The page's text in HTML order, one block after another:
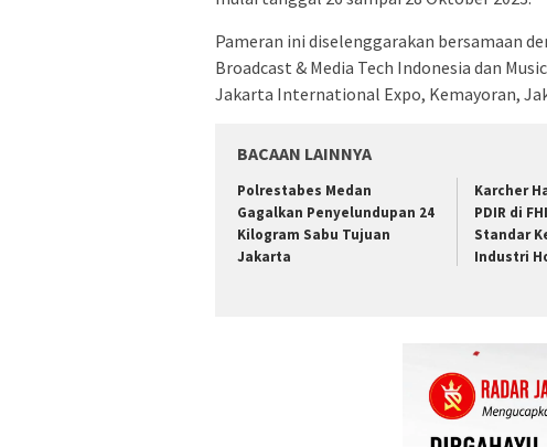
Pameran ini diselenggarakan bersamaan
Broadcast & Media Tech Indonesia dan
Jakarta International Expo, Kemayoran,
BACAAN LAINNYA
Polrestabes Medan
Gagalkan Penyelundupan 24
Kilogram Sabu Tujuan
Jakarta
Karcher
PDIR di
Standar
Industri